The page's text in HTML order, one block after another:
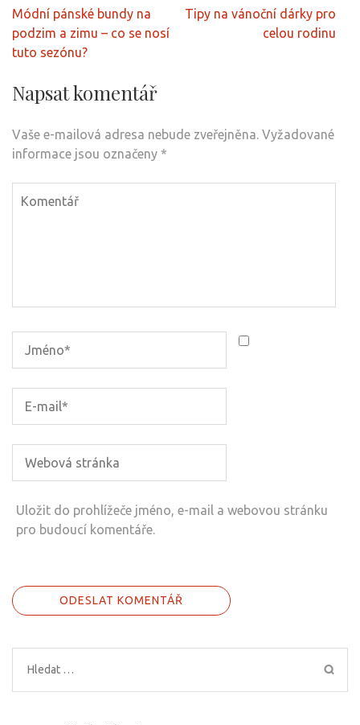
Navigace
pro
příspěvek
Módní pánské bundy na
podzim a zimu – co se nosí
tuto sezónu?
Tipy na vánoční dárky pro
celou rodinu
Napsat komentář
Vaše e-mailová adresa nebude zveřejněna. Vyžadované
informace jsou označeny *
Uložit do prohlížeče jméno, e-mail a webovou stránku
pro budoucí komentáře.
Vyhledávání